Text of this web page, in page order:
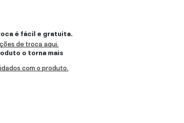
é fácil e gratuita.
de troca aqui.
o torna mais
com o produto.